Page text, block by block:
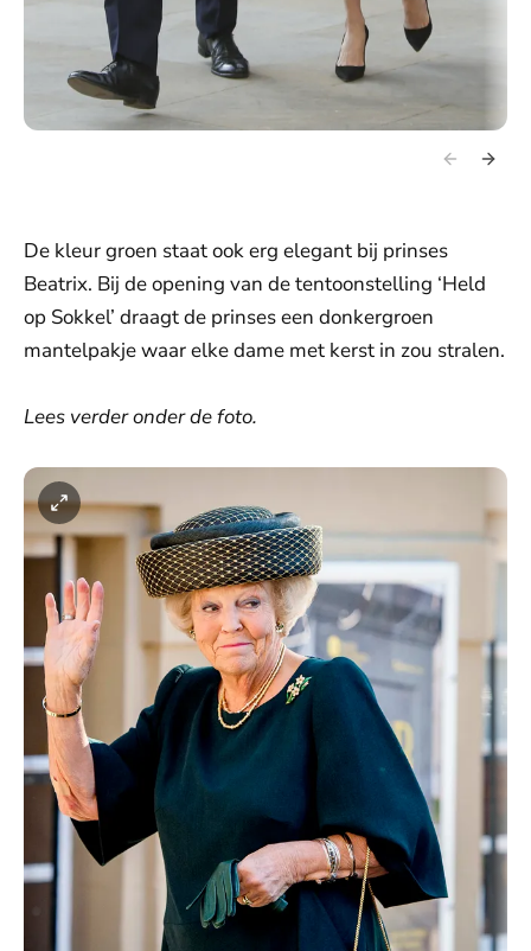
De kleur groen staat ook erg elegant bij prinses
Beatrix. Bij de opening van de tentoonstelling ‘Held
op Sokkel’ draagt de prinses een donkergroen
mantelpakje waar elke dame met kerst in zou stralen.
Lees verder onder de foto.